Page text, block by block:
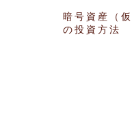
暗号資産（仮
の投資方法